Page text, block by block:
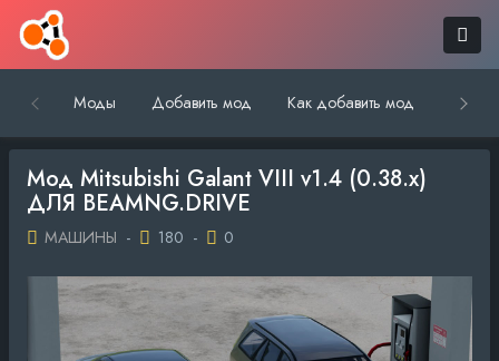
Моды Добавить мод Как добавить мод
Мод Mitsubishi Galant VIII v1.4 (0.38.x)
ДЛЯ BEAMNG.DRIVE
МАШИНЫ - 180 - 0